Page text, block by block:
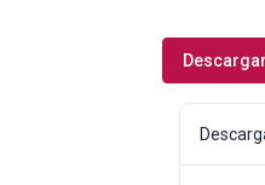
Descargar